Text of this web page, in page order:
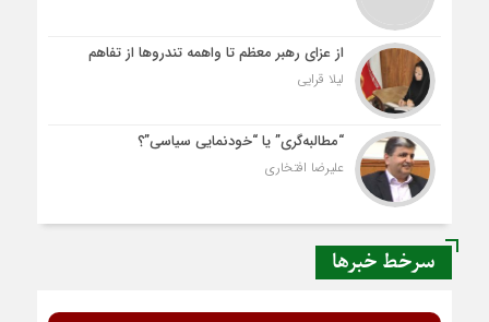
از عزای رهبر معظم تا واهمه تندروها از تفاهم
لیلا قرایی
“مطالبه‌گری” یا “خودنمایی سیاسی”؟
علیرضا افتخاری
سرخط خبرها